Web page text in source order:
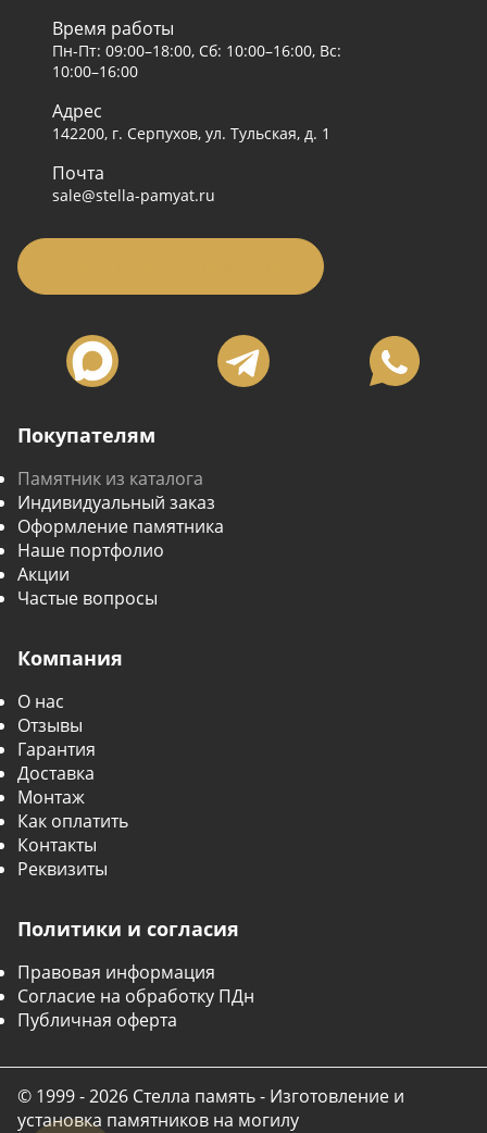
Покупателям
Памятник из каталога
Индивидуальный заказ
Оформление памятника
Наше портфолио
Акции
Частые вопросы
Компания
О нас
Отзывы
Гарантия
Доставка
Монтаж
Как оплатить
Контакты
Реквизиты
Политики и согласия
Правовая информация
Согласие на обработку ПДн
Публичная оферта
Время работы
Пн-Пт: 09:00–18:00, Сб: 10:00–16:00, Вс:
10:00–16:00
Адрес
142200, г. Серпухов, ул. Тульская, д. 1
Почта
sale@stella-pamyat.ru
© 1999 - 2026 Стелла память - Изготовление и
установка памятников на могилу